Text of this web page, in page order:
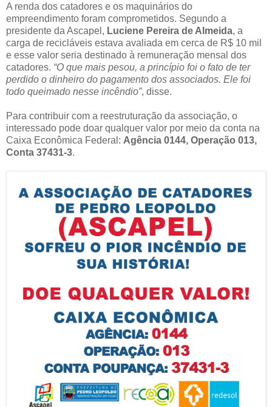
A renda dos catadores e os maquinários do
empreendimento foram comprometidos. Segundo a
presidente da Ascapel, Luciene Pereira de Almeida, a
carga de recicláveis estava avaliada em cerca de R$ 10 mil
e esse valor seria destinado à remuneração mensal dos
catadores. “O que mais pesou, a princípio foi o fato de ter
perdido o dinheiro do pagamento dos associados. Ele foi
todo queimado nesse incêndio”, disse.
Para contribuir com a reestruturação da associação, o
interessado pode doar qualquer valor por meio da conta na
Caixa Econômica Federal: Agência 0144, Operação 013,
Conta 37431-3.